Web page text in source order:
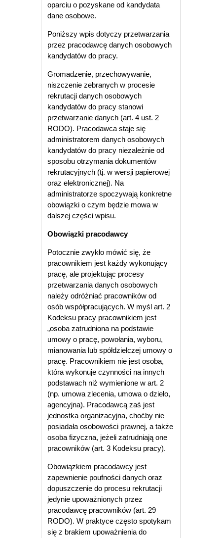
oparciu o pozyskane od kandydata
dane osobowe.
Poniższy wpis dotyczy przetwarzania
przez pracodawcę danych osobowych
kandydatów do pracy.
Gromadzenie, przechowywanie,
niszczenie zebranych w procesie
rekrutacji danych osobowych
kandydatów do pracy stanowi
przetwarzanie danych (art. 4 ust. 2
RODO). Pracodawca staje się
administratorem danych osobowych
kandydatów do pracy niezależnie od
sposobu otrzymania dokumentów
rekrutacyjnych (tj. w wersji papierowej
oraz elektronicznej). Na
administratorze spoczywają konkretne
obowiązki o czym będzie mowa w
dalszej części wpisu.
Obowiązki pracodawcy
Potocznie zwykło mówić się, że
pracownikiem jest każdy wykonujący
pracę, ale projektując procesy
przetwarzania danych osobowych
należy odróżniać pracowników od
osób współpracujących. W myśl art. 2
Kodeksu pracy pracownikiem jest
„osoba zatrudniona na podstawie
umowy o pracę, powołania, wyboru,
mianowania lub spółdzielczej umowy o
pracę. Pracownikiem nie jest osoba,
która wykonuje czynności na innych
podstawach niż wymienione w art. 2
(np. umowa zlecenia, umowa o dzieło,
agencyjna). Pracodawcą zaś jest
jednostka organizacyjna, choćby nie
posiadała osobowości prawnej, a także
osoba fizyczna, jeżeli zatrudniają one
pracowników (art. 3 Kodeksu pracy).
Obowiązkiem pracodawcy jest
zapewnienie poufności danych oraz
dopuszczenie do procesu rekrutacji
jedynie upoważnionych przez
pracodawcę pracowników (art. 29
RODO). W praktyce często spotykam
się z brakiem upoważnienia do